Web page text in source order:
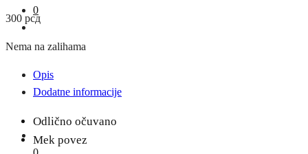
0
300 рсд
Nema na zalihama
Opis
Dodatne informacije
Odlično očuvano
Mek povez